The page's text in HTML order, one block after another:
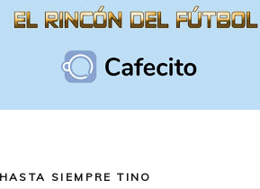
HASTA SIEMPRE TINO